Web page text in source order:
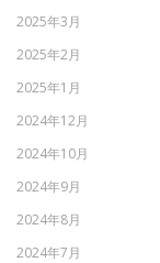
2025年3月
2025年2月
2025年1月
2024年12月
2024年10月
2024年9月
2024年8月
2024年7月